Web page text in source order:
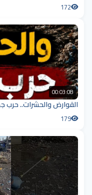
172
00:03:08
القوارض والحشرات.. حرب
179